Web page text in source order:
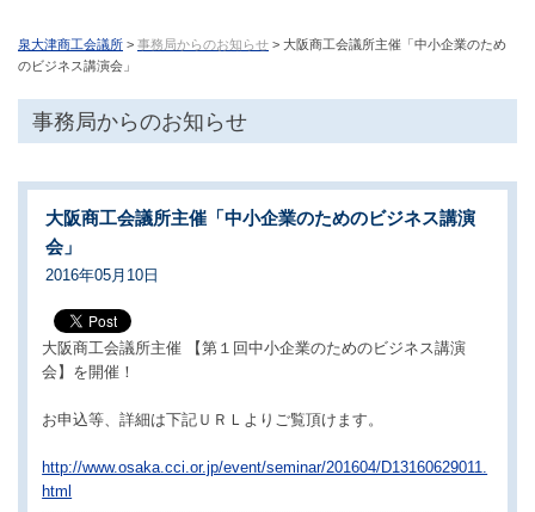
泉大津商工会議所 > 事務局からのお知らせ > 大阪商工会議所主催「中小企業のため
のビジネス講演会」
事務局からのお知らせ
大阪商工会議所主催「中小企業のためのビジネス講演
会」
2016年05月10日
大阪商工会議所主催 【第１回中小企業のためのビジネス講演
会】を開催！
お申込等、詳細は下記ＵＲＬよりご覧頂けます。
http://www.osaka.cci.or.jp/event/seminar/201604/D13160629011.
html